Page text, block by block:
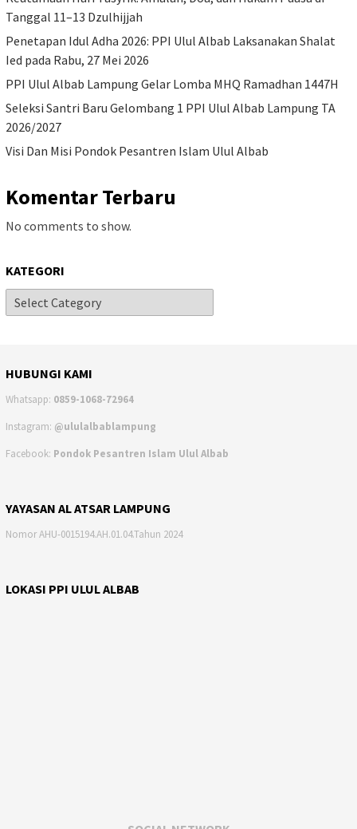
Tanggal 11–13 Dzulhijjah
Penetapan Idul Adha 2026: PPI Ulul Albab Laksanakan Shalat
Ied pada Rabu, 27 Mei 2026
PPI Ulul Albab Lampung Gelar Lomba MHQ Ramadhan 1447H
Seleksi Santri Baru Gelombang 1 PPI Ulul Albab Lampung TA
2026/2027
Visi Dan Misi Pondok Pesantren Islam Ulul Albab
Komentar Terbaru
No comments to show.
KATEGORI
HUBUNGI KAMI
Whatsapp: 0859-1068-72964
Instagram: @ululalbablampung
Facebook: Pondok Pesantren Islam Ulul Albab
YAYASAN AL ATSAR LAMPUNG
Nomor AHU-0015194.AH.01.04.Tahun 2024
LOKASI PPI ULUL ALBAB